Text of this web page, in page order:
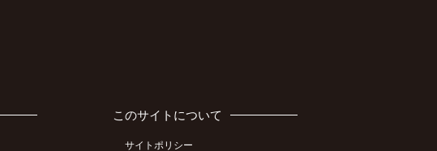
このサイトについて
サイトポリシー